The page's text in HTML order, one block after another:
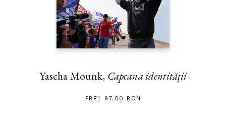
Yascha Mounk, Capcana identității
PREȚ 97.00 RON